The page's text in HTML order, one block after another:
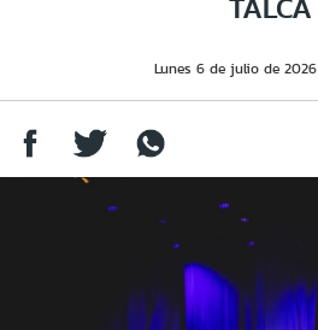
Lunes 6 de julio de 2026